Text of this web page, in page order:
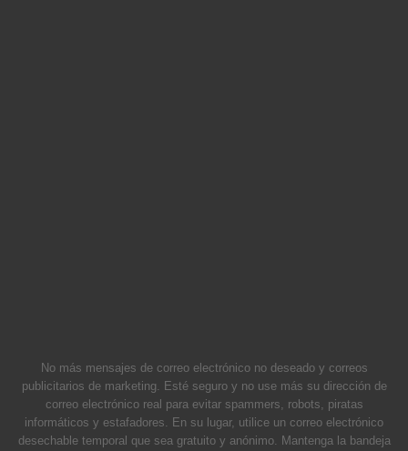
No más mensajes de correo electrónico no deseado y correos
publicitarios de marketing. Esté seguro y no use más su dirección de
correo electrónico real para evitar spammers, robots, piratas
informáticos y estafadores. En su lugar, utilice un correo electrónico
desechable temporal que sea gratuito y anónimo. Mantenga la bandeja